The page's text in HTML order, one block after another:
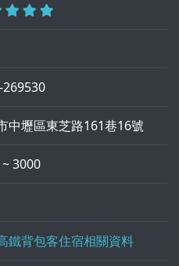
中壢區東芝路161巷16號
3000
鐵背包客住宿相關資料